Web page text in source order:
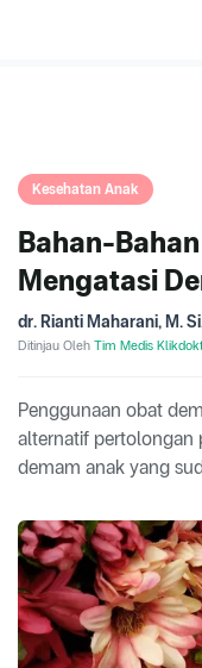
Kesehatan Anak
Bahan-
Mengatasi
dr. Rianti Maharani, M. Si
Ditinjau Oleh Tim Medis
Penggunaan obat
alternatif pertolongan
demam anak yang